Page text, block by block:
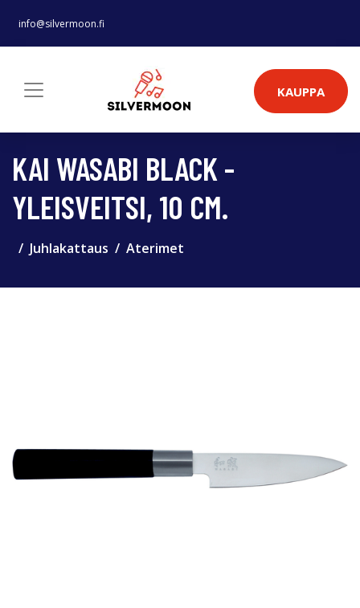
info@silvermoon.fi
KAUPPA
KAI WASABI BLACK -
YLEISVEITSI, 10 CM.
Juhlakattaus Aterimet